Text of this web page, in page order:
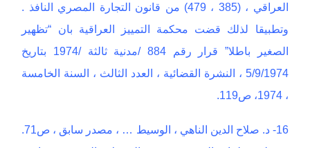
العراقي ، (385 ، 479) من قانون التجارة المصري النافذ .
وتطبيقا لذلك قضت محكمة التمييز العراقية بان “تظهير
الصغير باطلا” قرار رقم 884 /مدنية ثالثة /1974 بتاريخ
5/9/1974 ، النشرة القضائية ، العدد الثالث ، السنة الخامسة
، 1974، ص119.
16- د. صلاح الدين الناهي ، الوسيط … ، مصدر سابق ، ص71.